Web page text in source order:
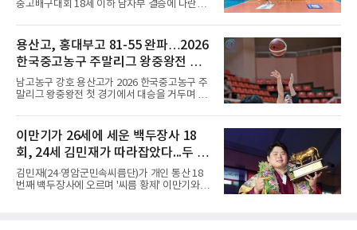
명이 그랑프리 파이널에 오른다.차준환은 3차
됐다. 밀라노·코르티나담페초 동계 올림픽에서
한국 남자 싱글 역대 최고
중고배구대회 18세 이하 남자부 결승에 나란히
하부고는 5일 충북 제천실내체육관에서 열린 대
회 남자 18세 이하부 준결승에서 남성고를 세트
스코어 3-1(25-17, 17-25, 25-21, 25-17)로 꺾
고 결승행 티켓을 따냈다. 인하부고는 높은 공격
성공률을 앞세워 경기 주도권을 잡으며 승리를
거뒀다.수성고도 준결승에서 속초고를 상대로
안정된 조직력을 바탕으로 3-1(25-23, 25-16,
고는 인하부고와 우승을 다툴 기회를 잡았다.여
자 18세 이하부에서는 중앙여고
용산고, 홍대부고 81-55 완파…2026
한국중고농구 주말리그 왕중왕전 첫
승 신고
남고농구 강호 용산고가 2026 한국중고농구 주
말리그 왕중왕전 첫 경기에서 대승을 거두며 순
우슬체육관에서 열린 대회 남고부 예선 B조 첫
경기에서 김민기의 22점 활약을 앞세워 홍대부
고를 81-55로 제압했다.경기 초반부터 내·외곽
에서 고른 득점력을 선보인 용산고는 1쿼터부터
주도권을 잡았다. 전반을 48-30으로 크게 앞선
용산고는 후반에도 공세를 늦추지 않으며 점수
차를 더욱 벌렸고, 결국 26점 차 완승으로 첫 승
이만기가 26세에 세운 백두장사 18
회, 24세 김민재가 따라잡았다...두 번
더 우승하면 역대 1위와 동률
김민재(24·영암군민속씨름단)가 개인 통산 18
번째 백두장사에 오르며 '씨름 황제' 이만기와 어